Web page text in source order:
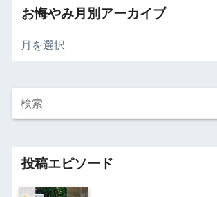
お悔やみ月別アーカイブ
投稿エピソード